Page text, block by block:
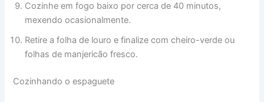
Cozinhe em fogo baixo por cerca de 40 minutos,
mexendo ocasionalmente.
Retire a folha de louro e finalize com cheiro-verde ou
folhas de manjericão fresco.
Cozinhando o espaguete